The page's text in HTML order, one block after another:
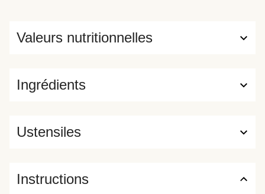
Ingrédients
Valeurs nutritionnelles
Ustensiles
Instructions